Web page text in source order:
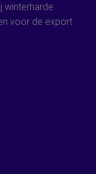
winterharde
voor de export